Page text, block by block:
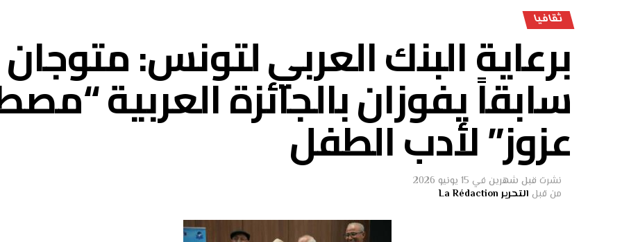
ثقافيا
برعاية البنك العربي لتونس: متوجان
سابقاً يفوزان بالجائزة العربية
عزوز” لأدب الطفل
نشرت قبل شهرين في 15 يونيو 2026
من قبل التحرير La Rédaction